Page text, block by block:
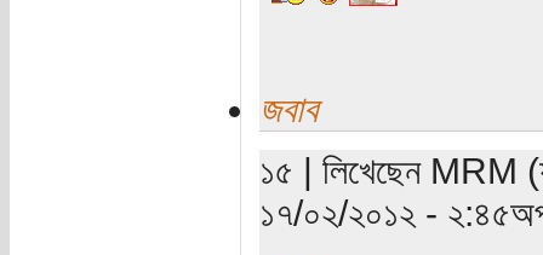
জবাব
১৫ | লিখেছেন MRM
১৭/০২/২০১২ -